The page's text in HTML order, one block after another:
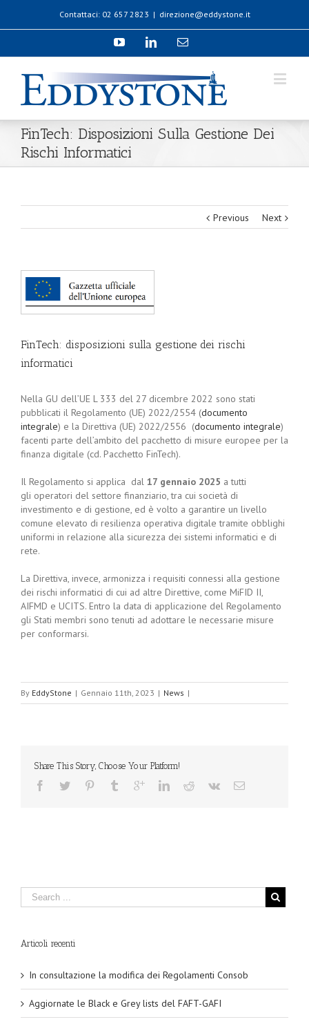
Contattaci: 02 657 2823 | direzione@eddystone.it
FinTech: Disposizioni Sulla Gestione Dei
Rischi Informatici
Previous Next
FinTech: disposizioni sulla gestione dei rischi
informatici
Nella GU dell’UE L 333 del 27 dicembre 2022 sono stati
pubblicati il Regolamento (UE) 2022/2554 (documento
integrale) e la Direttiva (UE) 2022/2556 (documento integrale)
facenti parte dell’ambito del pacchetto di misure europee per la
finanza digitale (cd. Pacchetto FinTech).
Il Regolamento si applica dal 17 gennaio 2025 a tutti
gli operatori del settore finanziario, tra cui società di
investimento e di gestione, ed è volto a garantire un livello
comune elevato di resilienza operativa digitale tramite obblighi
uniformi in relazione alla sicurezza dei sistemi informatici e di
rete.
La Direttiva, invece, armonizza i requisiti connessi alla gestione
dei rischi informatici di cui ad altre Direttive, come MiFID II,
AIFMD e UCITS. Entro la data di applicazione del Regolamento
gli Stati membri sono tenuti ad adottare le necessarie misure
per conformarsi.
By EddyStone | Gennaio 11th, 2023 | News |
Share This Story, Choose Your Platform!
Articoli recenti
In consultazione la modifica dei Regolamenti Consob
Aggiornate le Black e Grey lists del FAFT-GAFI